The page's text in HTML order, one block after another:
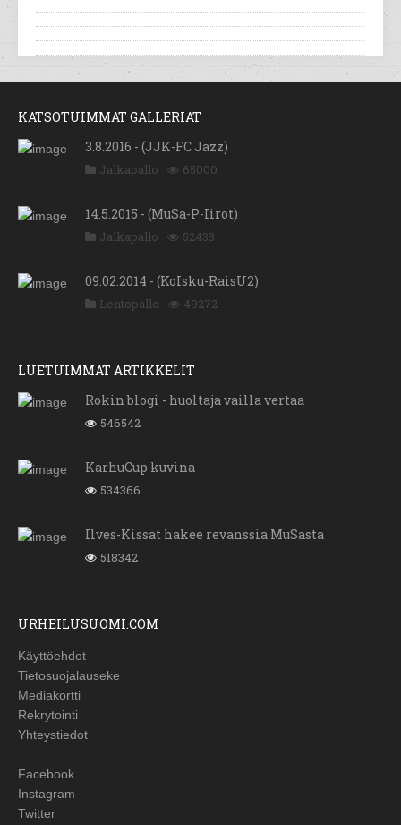
KATSOTUIMMAT GALLERIAT
3.8.2016 - (JJK-FC Jazz)
Jalkapallo 65000
14.5.2015 - (MuSa-P-Iirot)
Jalkapallo 52433
09.02.2014 - (KoIsku-RaisU2)
Lentopallo 49272
LUETUIMMAT ARTIKKELIT
Rokin blogi - huoltaja vailla vertaa
546542
KarhuCup kuvina
534366
Ilves-Kissat hakee revanssia MuSasta
518342
URHEILUSUOMI.COM
Käyttöehdot
Tietosuojalauseke
Mediakortti
Rekrytointi
Yhteystiedot
Facebook
Instagram
Twitter